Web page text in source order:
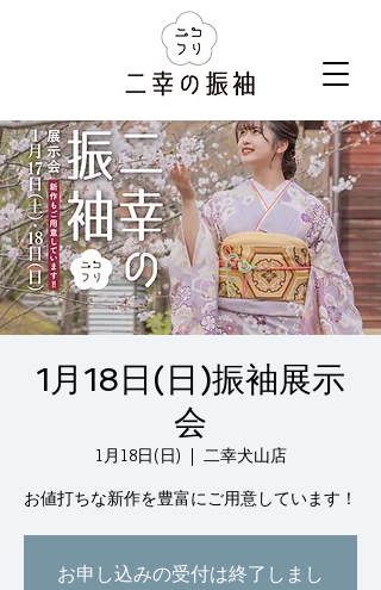
1月18日(日)振袖展示
会
1月18日(日)
  |
二幸犬山店
お値打ちな新作を豊富にご用意しています！
お申し込みの受付は終了しまし